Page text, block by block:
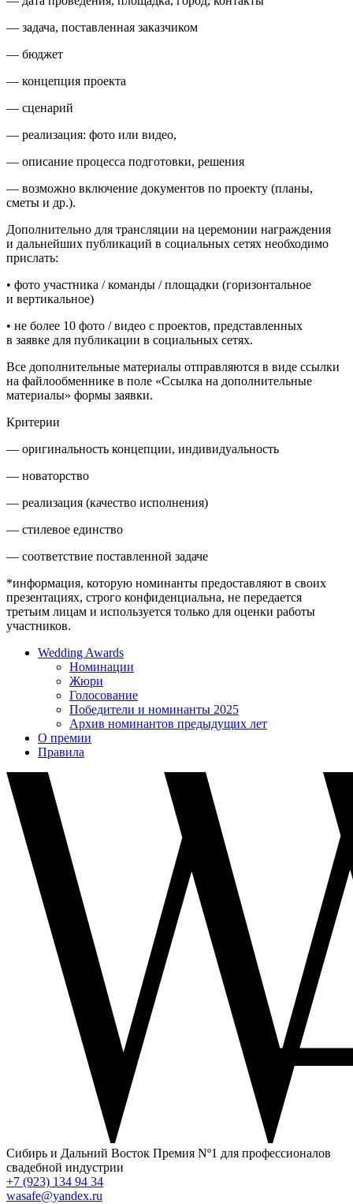
— задача, поставленная заказчиком
— бюджет
— концепция проекта
— сценарий
— реализация: фото или видео,
— описание процесса подготовки, решения
— возможно включение документов по проекту (планы,
сметы и др.).
Дополнительно для трансляции на церемонии награждения
и дальнейших публикаций в социальных сетях необходимо
прислать:
•⁠ ⁠фото участника / команды / площадки (горизонтальное
и вертикальное)
•⁠ ⁠⁠не более 10 фото / видео с проектов, представленных
в заявке для публикации в социальных сетях.
Все дополнительные материалы отправляются в виде ссылки
на файлообменнике в поле «Ссылка на дополнительные
материалы» формы заявки.
Критерии
— оригинальность концепции, индивидуальность
— новаторство
— реализация (качество исполнения)
— стилевое единство
— соответствие поставленной задаче
*информация, которую номинанты предоставляют в своих
презентациях, строго конфиденциальна, не передается
третьим лицам и используется только для оценки работы
участников.
Wedding Awards
Номинации
Жюри
Голосование
Победители и номинанты 2025
Архив номинантов предыдущих лет
О премии
Правила
Сибирь и Дальний Восток Премия Nº1 для профессионалов
свадебной индустрии
+7 (923) 134 94 34
wasafe@yandex.ru